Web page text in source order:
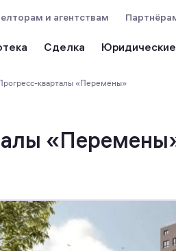
Сделка
и агентствам
Прогресс-кварталы «Перемены»